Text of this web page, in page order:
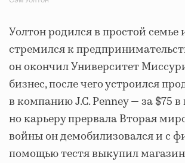
Уолтон родился в простой семье
стремился к
он окончил Университет
бизнес, после чего устроился
в компанию J.C. Penney — за $75 в
но карьеру прервала Вторая
войны он демобилизовался и с
помощью тестя выкупил